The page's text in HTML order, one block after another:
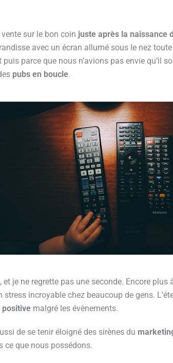
sur le bon coin juste après la naissance
avec un écran allumé sous le nez
puis parce que nous n’avions pas envie qu’il
pubs en boucle.
et je ne regrette pas une seconde. Encore plus
stress incroyable chez beaucoup de gens.
positive malgré les évènements.
de se tenir éloigné des sirènes du
ce que nous possédons.